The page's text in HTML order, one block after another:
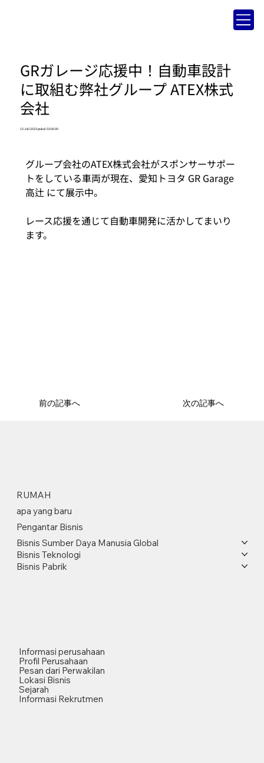
GRガレージ応援中！自動車設計
に取組む弊社グループ ATEX株式
会社
13 Juli 2023 pukul 03.00.00
前の記事へ 次の記事へ
グループ会社のATEX株式会社がスポンサーサポー
トをしている車両が現在、愛知トヨタ GR Garage
高辻 にて展示中。
レース応援を通じて自動車開発に活かしてまいり
ます。
RUMAH
apa yang baru
Pengantar Bisnis
Bisnis Sumber Daya Manusia Global
Bisnis Teknologi
Bisnis Pabrik
Informasi perusahaan
Profil Perusahaan
Pesan dari Perwakilan
Lokasi Bisnis
Sejarah
Informasi Rekrutmen